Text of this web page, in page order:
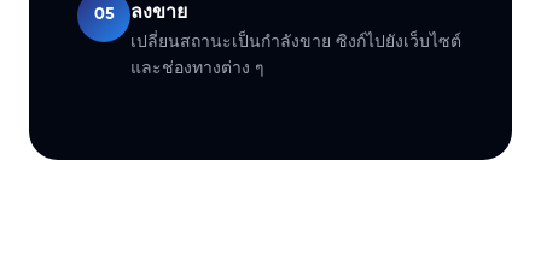
05 ลงขาย
เปลี่ยนสถานะเป็นกำลังขาย ซิงก์ไปยังเว็บไซต์
และช่องทางต่าง ๆ